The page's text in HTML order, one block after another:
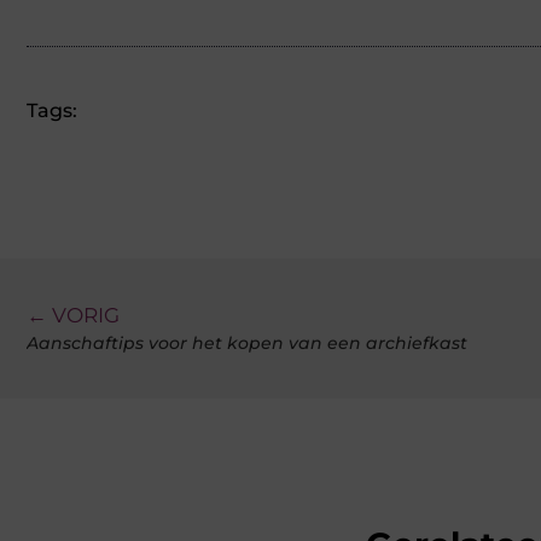
Tags:
← VORIG
Aanschaftips voor het kopen van een archiefkast